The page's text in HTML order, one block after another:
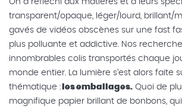
On a réfléchi aux matières et à leurs
transparent/opaque, léger/lourd, brillant/
gavés de vidéos obscènes sur une fast
plus polluante et addictive. Nos
innombrables colis transportés chaque
monde entier. La lumière s’est alors faite
thématique : les emballages. Quoi de
magnifique papier brillant de bonbons,